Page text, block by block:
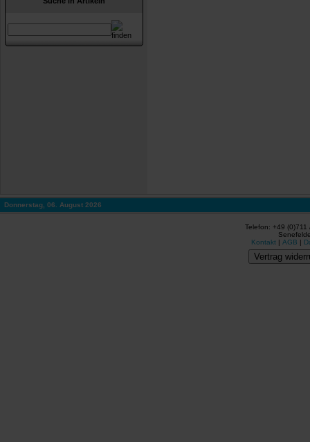
Donnerstag, 06. August 2026
Telefon: +49
Kontakt | AGB |
Vertrag